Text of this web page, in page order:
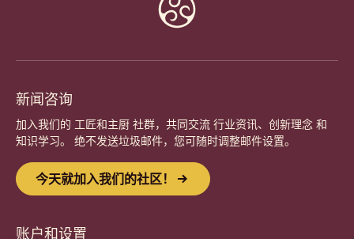
新闻咨询
加入我们的 工匠和主厨 社群，共同交流 行业资讯、创新理念 和
知识学习。 绝不发送垃圾邮件，您可随时调整邮件设置。
今天就加入我们的社区！
账户和设置